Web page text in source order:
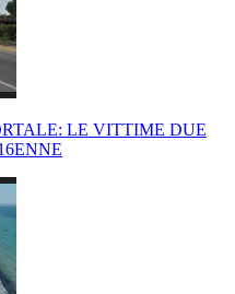
LE VITTIME DUE